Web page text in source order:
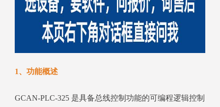
1、功能概述
GCAN‑PLC‑325 是具备总线控制功能的可编程逻辑控制